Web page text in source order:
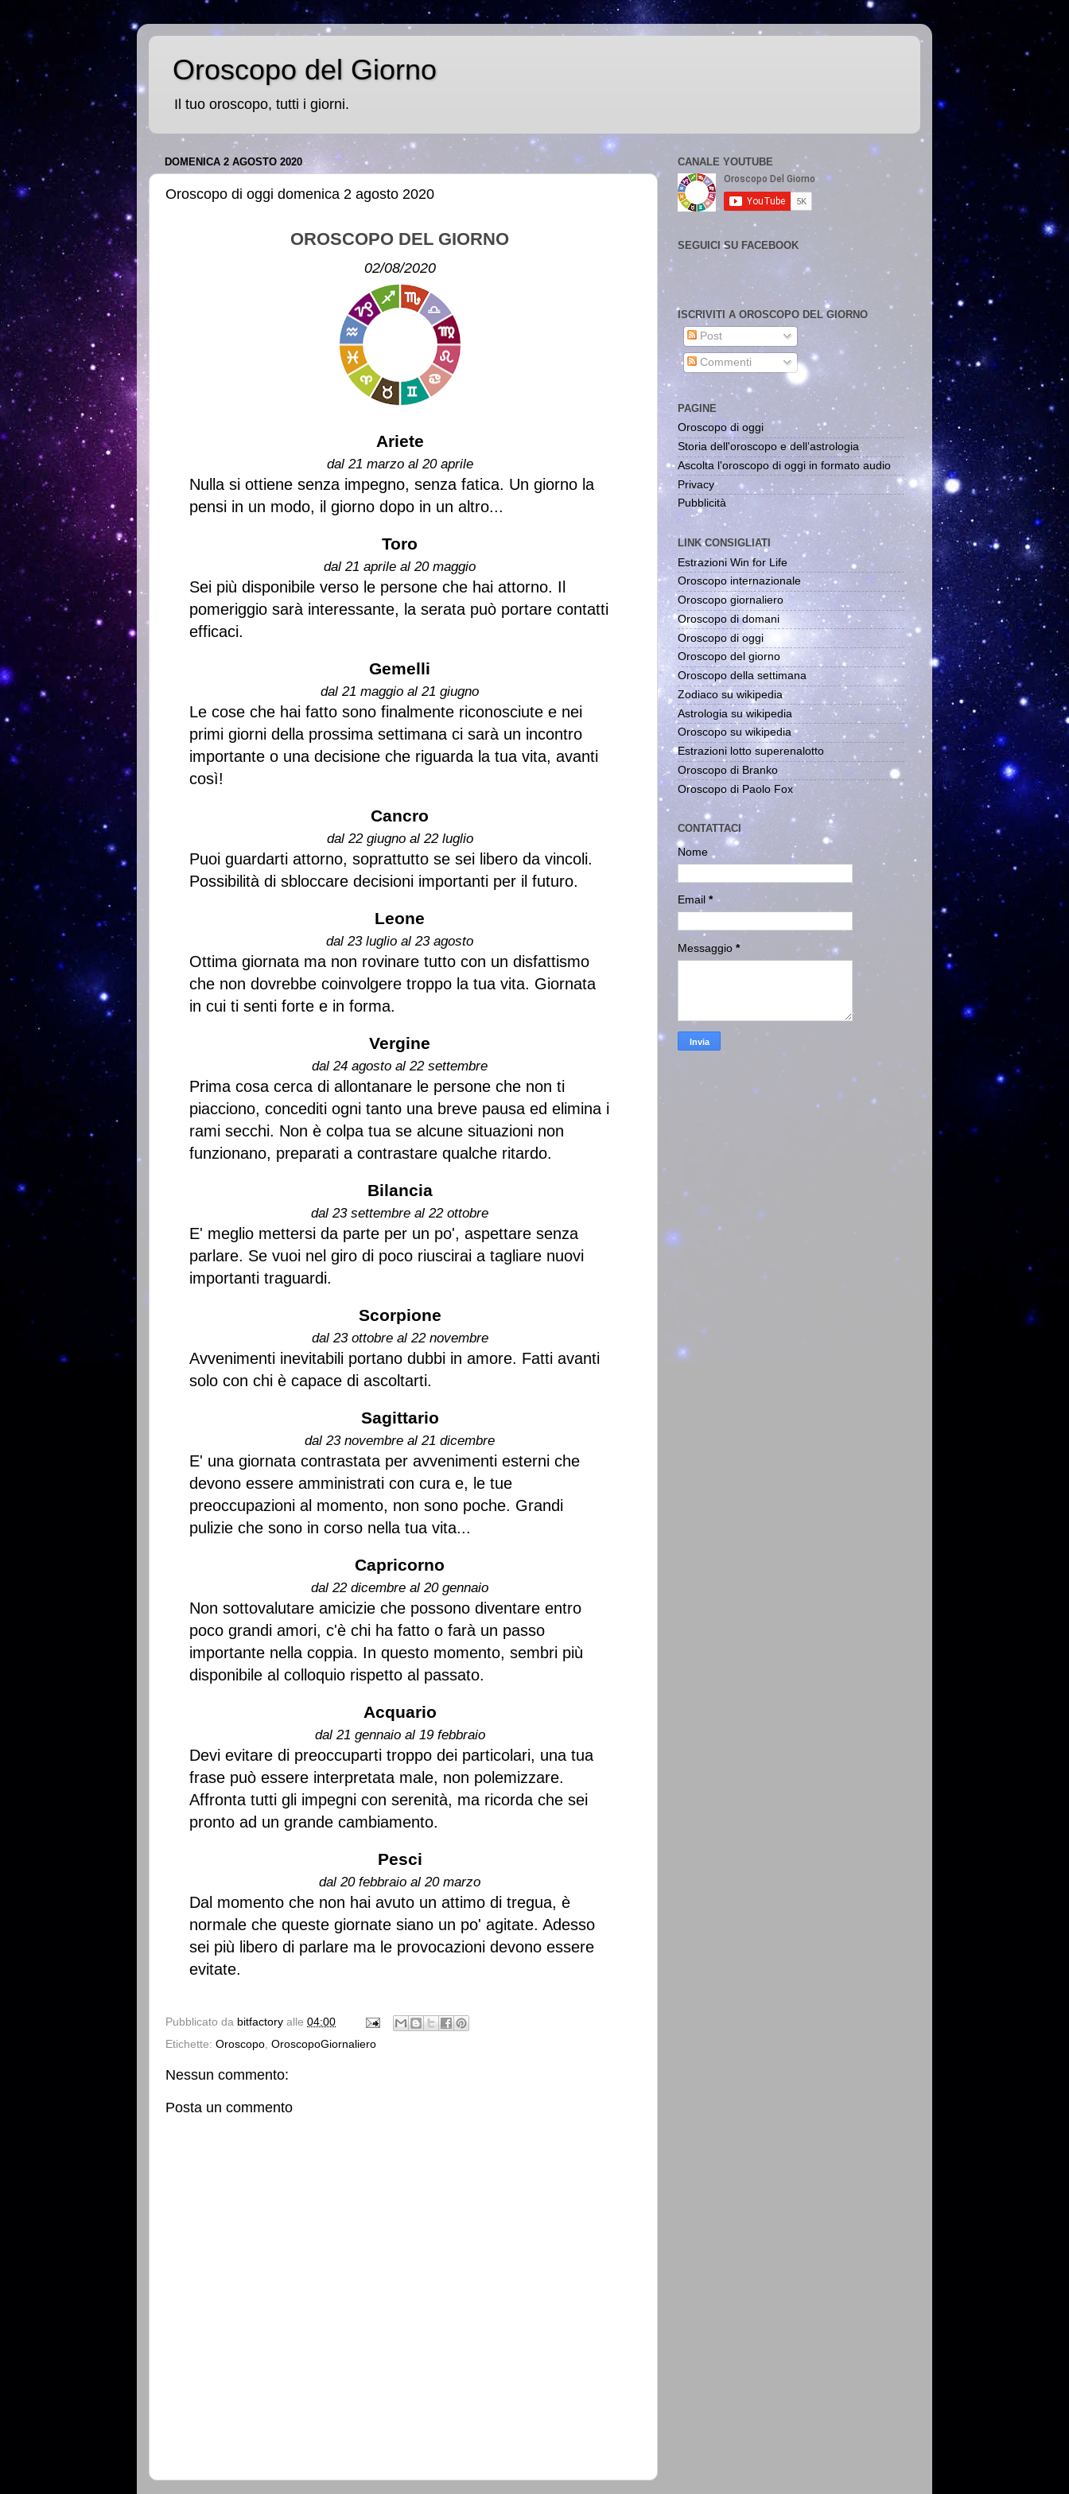
Oroscopo del Giorno
Il tuo oroscopo, tutti i giorni.
DOMENICA 2 AGOSTO 2020
Oroscopo di oggi domenica 2 agosto 2020
OROSCOPO DEL GIORNO
02/08/2020
Ariete
dal 21 marzo al 20 aprile
Nulla si ottiene senza impegno, senza fatica. Un giorno la
pensi in un modo, il giorno dopo in un altro...
Toro
dal 21 aprile al 20 maggio
Sei più disponibile verso le persone che hai attorno. Il
pomeriggio sarà interessante, la serata può portare contatti
efficaci.
Gemelli
dal 21 maggio al 21 giugno
Le cose che hai fatto sono finalmente riconosciute e nei
primi giorni della prossima settimana ci sarà un incontro
importante o una decisione che riguarda la tua vita, avanti
così!
Cancro
dal 22 giugno al 22 luglio
Puoi guardarti attorno, soprattutto se sei libero da vincoli.
Possibilità di sbloccare decisioni importanti per il futuro.
Leone
dal 23 luglio al 23 agosto
Ottima giornata ma non rovinare tutto con un disfattismo
che non dovrebbe coinvolgere troppo la tua vita. Giornata
in cui ti senti forte e in forma.
Vergine
dal 24 agosto al 22 settembre
Prima cosa cerca di allontanare le persone che non ti
piacciono, concediti ogni tanto una breve pausa ed elimina i
rami secchi. Non è colpa tua se alcune situazioni non
funzionano, preparati a contrastare qualche ritardo.
Bilancia
dal 23 settembre al 22 ottobre
E' meglio mettersi da parte per un po', aspettare senza
parlare. Se vuoi nel giro di poco riuscirai a tagliare nuovi
importanti traguardi.
Scorpione
dal 23 ottobre al 22 novembre
Avvenimenti inevitabili portano dubbi in amore. Fatti avanti
solo con chi è capace di ascoltarti.
Sagittario
dal 23 novembre al 21 dicembre
E' una giornata contrastata per avvenimenti esterni che
devono essere amministrati con cura e, le tue
preoccupazioni al momento, non sono poche. Grandi
pulizie che sono in corso nella tua vita...
Capricorno
dal 22 dicembre al 20 gennaio
Non sottovalutare amicizie che possono diventare entro
poco grandi amori, c'è chi ha fatto o farà un passo
importante nella coppia. In questo momento, sembri più
disponibile al colloquio rispetto al passato.
Acquario
dal 21 gennaio al 19 febbraio
Devi evitare di preoccuparti troppo dei particolari, una tua
frase può essere interpretata male, non polemizzare.
Affronta tutti gli impegni con serenità, ma ricorda che sei
pronto ad un grande cambiamento.
Pesci
dal 20 febbraio al 20 marzo
Dal momento che non hai avuto un attimo di tregua, è
normale che queste giornate siano un po' agitate. Adesso
sei più libero di parlare ma le provocazioni devono essere
evitate.
Pubblicato da bitfactory alle 04:00
Etichette: Oroscopo OroscopoGiornaliero
Nessun commento:
Posta un commento
CANALE YOUTUBE
SEGUICI SU FACEBOOK
ISCRIVITI A OROSCOPO DEL GIORNO
Post
Commenti
PAGINE
Oroscopo di oggi
Storia dell'oroscopo e dell'astrologia
Ascolta l'oroscopo di oggi in formato audio
Privacy
Pubblicità
LINK CONSIGLIATI
Estrazioni Win for Life
Oroscopo internazionale
Oroscopo giornaliero
Oroscopo di domani
Oroscopo di oggi
Oroscopo del giorno
Oroscopo della settimana
Zodiaco su wikipedia
Astrologia su wikipedia
Oroscopo su wikipedia
Estrazioni lotto superenalotto
Oroscopo di Branko
Oroscopo di Paolo Fox
CONTATTACI
Nome
Email *
Messaggio *